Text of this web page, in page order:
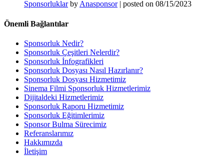
Sponsorluklar by Anasponsor| posted on 08/15/2023
Önemli Bağlantılar
Sponsorluk Nedir?
Sponsorluk Çeşitleri Nelerdir?
Sponsorluk İnfografikleri
Sponsorluk Dosyası Nasıl Hazırlanır?
Sponsorluk Dosyası Hizmetimiz
Sinema Filmi Sponsorluk Hizmetlerimiz
Dijitaldeki Hizmetlerimiz
Sponsorluk Raporu Hizmetimiz
Sponsorluk Eğitimlerimiz
Sponsor Bulma Sürecimiz
Referanslarımız
Hakkımızda
İletişim